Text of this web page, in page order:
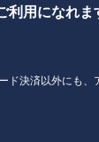
用になれま
ド決済以外にも、